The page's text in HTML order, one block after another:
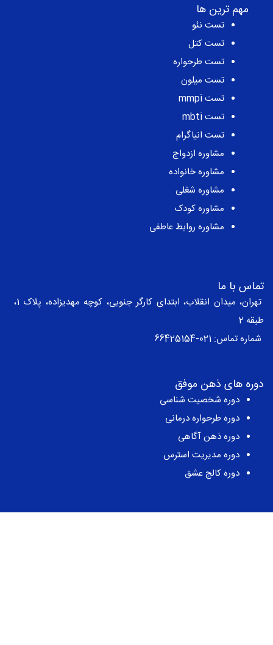
مهم ترین ها
تست نئو
تست کتل
تست طرحواره
تست میلون
تست mmpi
تست mbti
تست انیاگرام
مشاوره ازدواج
مشاوره خانواده
مشاوره شغلی
مشاوره کودک
مشاوره روابط عاطفی
تماس با ما
تهران، میدان انقلاب، ابتدای کارگر جنوبی، کوچه مهدیزاده، پلاک 1،
طبقه 2
شماره تماس: 021-66425154
دوره های ذهن موفق
دوره شخصیت شناسی
دوره طرحواره درمانی
دوره ذهن آگاهی
دوره مدیریت استرس
دوره کالج عشق